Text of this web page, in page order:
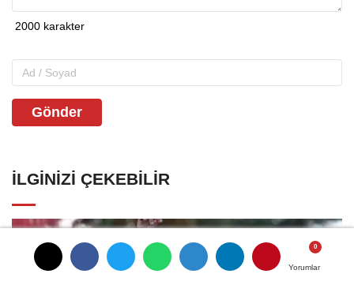
Yorumlar
Gönder
İLGINIZI ÇEKEBILIR